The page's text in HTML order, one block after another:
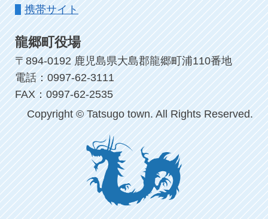
携帯サイト
龍郷町役場
〒894-0192 鹿児島県大島郡龍郷町浦110番地
電話：0997-62-3111
FAX：0997-62-2535
Copyright © Tatsugo town. All Rights Reserved.